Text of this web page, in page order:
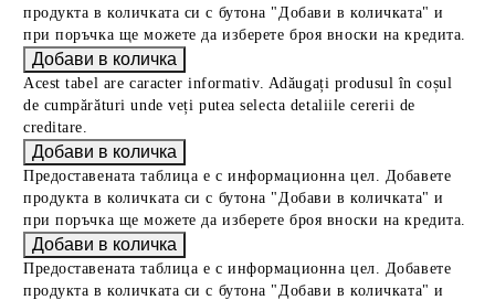
продукта в количката си с бутона "Добави в количката" и
при поръчка ще можете да изберете броя вноски на кредита.
Acest tabel are caracter informativ. Adăugați produsul în coșul
de cumpărături unde veți putea selecta detaliile cererii de
creditare.
Предоставената таблица е с информационна цел. Добавете
продукта в количката си с бутона "Добави в количката" и
при поръчка ще можете да изберете броя вноски на кредита.
Предоставената таблица е с информационна цел. Добавете
продукта в количката си с бутона "Добави в количката" и